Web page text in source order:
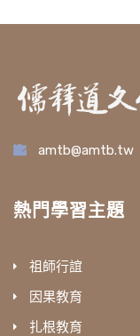
amtb@amtb.tw
熱門學習主題
祖師行誼
因果教育
扎根教育